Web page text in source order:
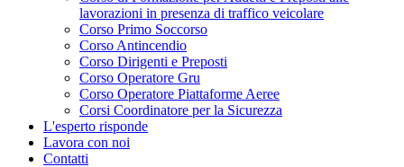
lavorazioni in presenza di traffico veicolare
Corso Primo Soccorso
Corso Antincendio
Corso Dirigenti e Preposti
Corso Operatore Gru
Corso Operatore Piattaforme Aeree
Corsi Coordinatore per la Sicurezza
L'esperto risponde
Lavora con noi
Contatti